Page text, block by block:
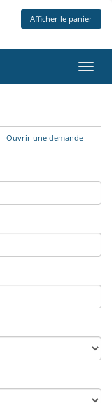
Afficher le panier
la
Ouvrir une demande